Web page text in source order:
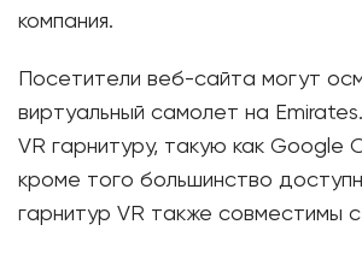
компания.
Посетители веб-сайта могут
виртуальный самолет на
VR гарнитуру, такую ​​как Google
кроме того большинство
гарнитур VR также совместимы